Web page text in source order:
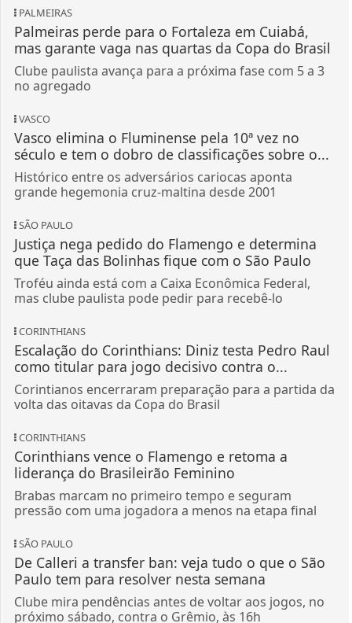
PALMEIRAS
Palmeiras perde para o Fortaleza em Cuiabá,
mas garante vaga nas quartas da Copa do Brasil
Clube paulista avança para a próxima fase com 5 a 3
no agregado
VASCO
Vasco elimina o Fluminense pela 10ª vez no
século e tem o dobro de classificações sobre o...
Histórico entre os adversários cariocas aponta
grande hegemonia cruz-maltina desde 2001
SÃO PAULO
Justiça nega pedido do Flamengo e determina
que Taça das Bolinhas fique com o São Paulo
Troféu ainda está com a Caixa Econômica Federal,
mas clube paulista pode pedir para recebê-lo
CORINTHIANS
Escalação do Corinthians: Diniz testa Pedro Raul
como titular para jogo decisivo contra o...
Corintianos encerraram preparação para a partida da
volta das oitavas da Copa do Brasil
CORINTHIANS
Corinthians vence o Flamengo e retoma a
liderança do Brasileirão Feminino
Brabas marcam no primeiro tempo e seguram
pressão com uma jogadora a menos na etapa final
SÃO PAULO
De Calleri a transfer ban: veja tudo o que o São
Paulo tem para resolver nesta semana
Clube mira pendências antes de voltar aos jogos, no
próximo sábado, contra o Grêmio, às 16h